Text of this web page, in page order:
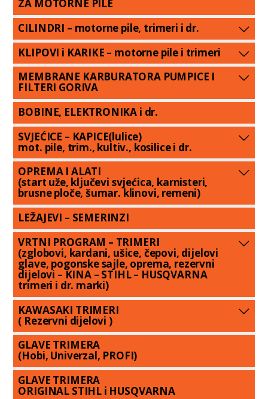
ZA MOTORNE PILE
CILINDRI – motorne pile, trimeri i dr.
KLIPOVI i KARIKE – motorne pile i trimeri
MEMBRANE KARBURATORA PUMPICE I
FILTERI GORIVA
BOBINE, ELEKTRONIKA i dr.
SVJEĆICE – KAPICE(lulice)
mot. pile, trim., kultiv., kosilice i dr.
OPREMA I ALATI
(start uže, ključevi svjećica, karnisteri,
brusne ploče, šumar. klinovi, remeni)
LEŽAJEVI – SEMERINZI
VRTNI PROGRAM – TRIMERI
(zglobovi, kardani, ušice, čepovi, dijelovi
glave, pogonske sajle, oprema, rezervni
dijelovi – KINA – STIHL – HUSQVARNA
trimeri i dr. marki)
KAWASAKI TRIMERI
( Rezervni dijelovi )
GLAVE TRIMERA
(Hobi, Univerzal, PROFI)
GLAVE TRIMERA
ORIGINAL STIHL i HUSQVARNA